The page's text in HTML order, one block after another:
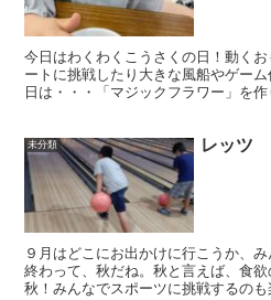
今日はわくわくこうさくの日！動く
ートに挑戦したり大きな風船やゲー
日は・・・「マジックフラワー」を
未分類 レッツ
９月はどこにお出かけに行こうか、
終わって、秋だね。秋と言えば、食
秋！みんなでスポーツに挑戦するの